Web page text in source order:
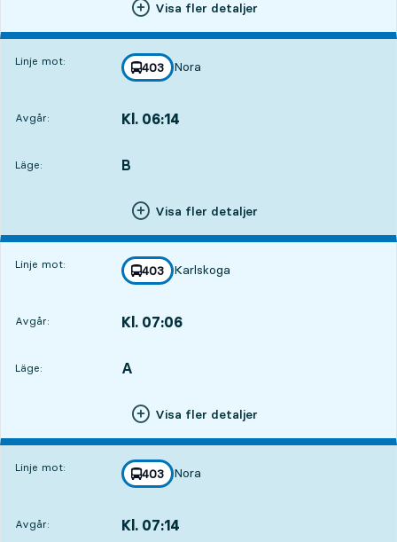
Visa fler detaljer
Linje mot: linje
403
mot
Nora
,
Avgår: Kl. 06:14
Läge:
LÄGE, B
,
Visa fler detaljer
Linje mot: linje
403
mot
Karlskoga
,
Avgår: Kl. 07:06
Läge:
LÄGE, A
,
Visa fler detaljer
Linje mot: linje
403
mot
Nora
,
Avgår: Kl. 07:14